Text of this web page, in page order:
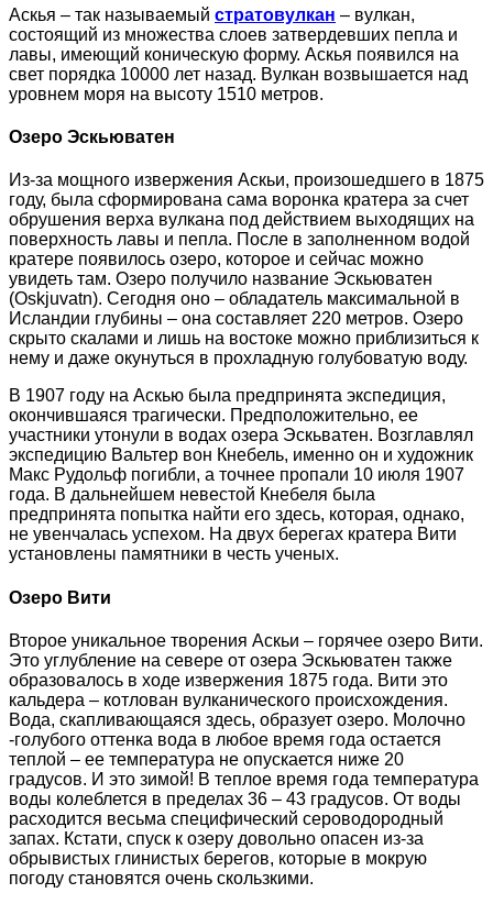
Аскья – так называемый стратовулкан – вулкан,
состоящий из множества слоев затвердевших пепла и
лавы, имеющий коническую форму. Аскья появился на
свет порядка 10000 лет назад. Вулкан возвышается над
уровнем моря на высоту 1510 метров.
Озеро Эскьюватен
Из-за мощного извержения Аскьи, произошедшего в 1875
году, была сформирована сама воронка кратера за счет
обрушения верха вулкана под действием выходящих на
поверхность лавы и пепла. После в заполненном водой
кратере появилось озеро, которое и сейчас можно
увидеть там. Озеро получило название Эскьюватен
(Oskjuvatn). Сегодня оно – обладатель максимальной в
Исландии глубины – она составляет 220 метров. Озеро
скрыто скалами и лишь на востоке можно приблизиться к
нему и даже окунуться в прохладную голубоватую воду.
В 1907 году на Аскью была предпринята экспедиция,
окончившаяся трагически. Предположительно, ее
участники утонули в водах озера Эскьватен. Возглавлял
экспедицию Вальтер вон Кнебель, именно он и художник
Макс Рудольф погибли, а точнее пропали 10 июля 1907
года. В дальнейшем невестой Кнебеля была
предпринята попытка найти его здесь, которая, однако,
не увенчалась успехом. На двух берегах кратера Вити
установлены памятники в честь ученых.
Озеро Вити
Второе уникальное творения Аскьи – горячее озеро Вити.
Это углубление на севере от озера Эскьюватен также
образовалось в ходе извержения 1875 года. Вити это
кальдера – котлован вулканического происхождения.
Вода, скапливающаяся здесь, образует озеро. Молочно
-голубого оттенка вода в любое время года остается
теплой – ее температура не опускается ниже 20
градусов. И это зимой! В теплое время года температура
воды колеблется в пределах 36 – 43 градусов. От воды
расходится весьма специфический сероводородный
запах. Кстати, спуск к озеру довольно опасен из-за
обрывистых глинистых берегов, которые в мокрую
погоду становятся очень скользкими.